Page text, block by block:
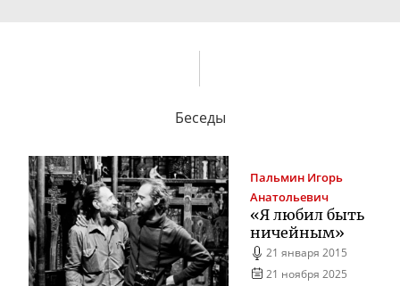
Беседы
Пальмин Игорь
Анатольевич
«Я любил быть
ничейным»
21 января 2015
21 ноября 2025